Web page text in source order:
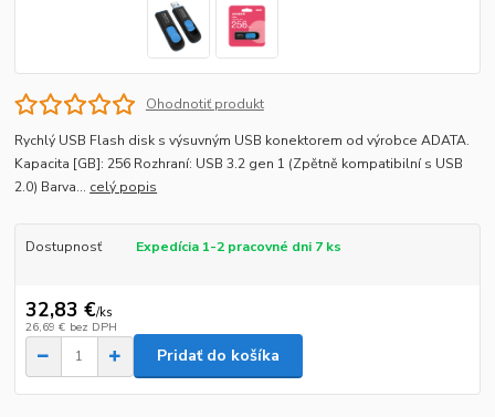
Ohodnotiť produkt
Rychlý USB Flash disk s výsuvným USB konektorem od výrobce ADATA.
Kapacita [GB]: 256 Rozhraní: USB 3.2 gen 1 (Zpětně kompatibilní s USB
2.0) Barva... celý popis
Dostupnosť Expedícia 1-2 pracovné dni 7 ks
32,83 €/ks
26,69 € bez DPH
Pridať do košíka